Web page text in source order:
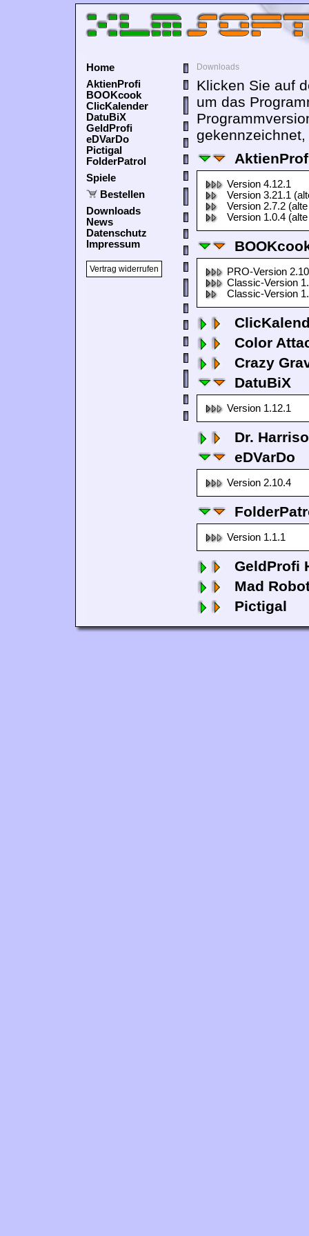
Home
AktienProfi
BOOKcook
ClicKalender
DatuBiX
GeldProfi
eDVarDo
Pictigal
FolderPatrol
Spiele
Bestellen
Downloads
News
Datenschutz
Impressum
Vertrag widerrufen
Downloads
Klicken Sie auf
um das
Version 4.12.1
Version 3.21.1
Version 2.7.2
Version 1.0.4
PRO-Version
Classic-Version
Classic-Version
Color
Crazy
DatuBiX
Version 1.12.1
Dr.
eDVarDo
Version 2.10.4
Version 1.1.1
GeldProfi
Mad
Pictigal